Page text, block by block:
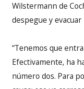
Wilstermann de
despegue y evacuar
“Tenemos que
Efectivamente, ha
número dos. Para